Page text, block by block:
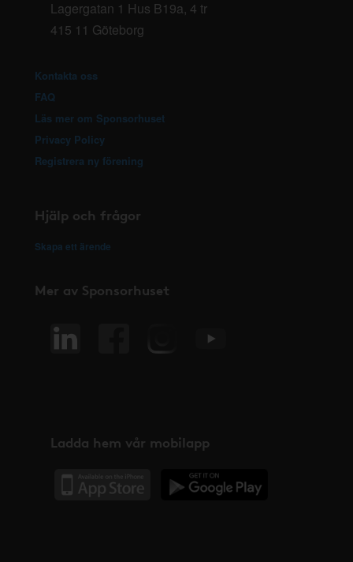
Lagergatan 1 Hus B19a, 4 tr
415 11 Göteborg
Kontakta oss
FAQ
Läs mer om Sponsorhuset
Privacy Policy
Registrera ny förening
Hjälp och frågor
Skapa ett ärende
Mer av Sponsorhuset
Ladda hem vår mobilapp